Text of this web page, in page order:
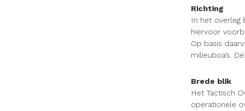
Richting
In het overleg
hiervoor
Op basis
milieuboa’s.
Brede blik
Het Tactisch
operationele